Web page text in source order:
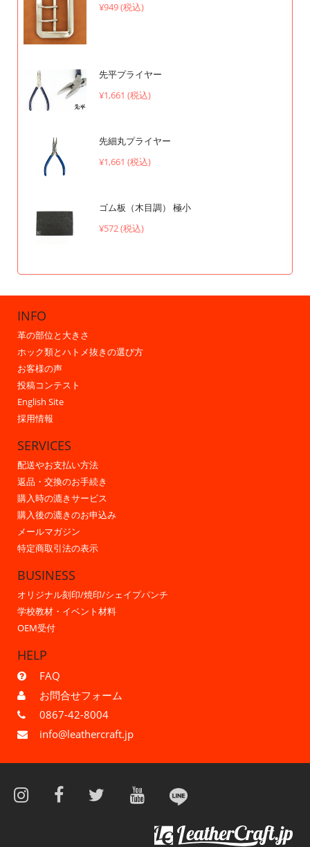
¥949 (税込)
先平プライヤー
¥1,661 (税込)
先細丸プライヤー
¥1,661 (税込)
ゴム板（木目調） 極小
¥572 (税込)
INFO
革の部位と大きさ
ホック類とハトメ抜きの選び方
お客様の声
投稿コンテスト
English Site
採用情報
SERVICES
配送やお支払い方法
返品・交換のお手続き
購入時の漉きサービス
購入後の漉きのお申込み
メールマガジン
特定商取引法の表示
BUSINESS
オリジナル刻印/焼印/シェイプパンチ
学校教材・イベント材料
OEM受付
HELP
FAQ
お問合せフォーム
0867-42-8004
info@leathercraft.jp